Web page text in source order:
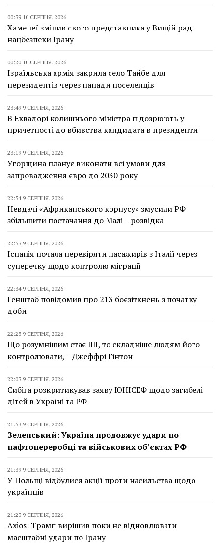
00:39 10 СЕРПНЯ, 2026
Хаменеї змінив свого представника у Вищій раді
нацбезпеки Ірану
00:20 10 СЕРПНЯ, 2026
Ізраїльська армія закрила село Тайбе для
нерезидентів через напади поселенців
23:49 9 СЕРПНЯ, 2026
В Еквадорі колишнього міністра підозрюють у
причетності до вбивства кандидата в президенти
23:19 9 СЕРПНЯ, 2026
Угорщина планує виконати всі умови для
запровадження євро до 2030 року
22:54 9 СЕРПНЯ, 2026
Невдачі «Африканського корпусу» змусили РФ
збільшити постачання до Малі – розвідка
22:53 9 СЕРПНЯ, 2026
Іспанія почала перевіряти пасажирів з Італії через
суперечку щодо контролю міграції
22:34 9 СЕРПНЯ, 2026
Генштаб повідомив про 213 боєзіткнень з початку
доби
22:23 9 СЕРПНЯ, 2026
Що розумнішим стає ШІ, то складніше людям його
контролювати, – Джеффрі Гінтон
22:03 9 СЕРПНЯ, 2026
Сибіга розкритикував заяву ЮНІСЕФ щодо загибелі
дітей в Україні та РФ
21:53 9 СЕРПНЯ, 2026
Зеленський: Україна продовжує удари по
нафтопереробці та військових об’єктах РФ
21:39 9 СЕРПНЯ, 2026
У Польщі відбулися акції проти насильства щодо
українців
21:23 9 СЕРПНЯ, 2026
Axios: Трамп вирішив поки не відновлювати
масштабні удари по Ірану